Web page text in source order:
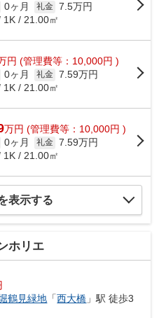
0ヶ月 礼金 7.5万円
1K / 21.00㎡
円 (管理費等：10,000円 )
0ヶ月 礼金 7.59万円
1K / 21.00㎡
万円 (管理費等：10,000円 )
0ヶ月 礼金 7.59万円
1K / 21.00㎡
表示する
ホリエ
鶴見緑地 「西大橋 」駅 徒歩3